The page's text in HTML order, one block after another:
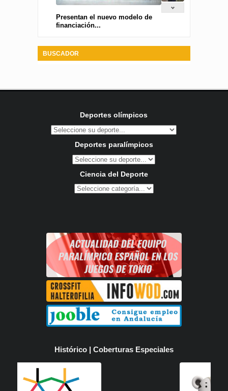
Presentan el nuevo modelo de
financiación...
BUSCADOR
Deportes olímpicos
Deportes paralímpicos
Ciencia del Deporte
Histórico | Coberturas Especiales